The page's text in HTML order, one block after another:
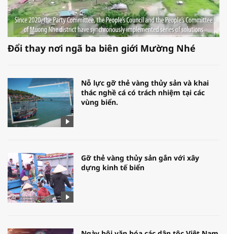
Đổi thay nơi ngã ba biên giới Mường Nhé
Nỗ lực gỡ thẻ vàng thủy sản và khai
thác nghề cá có trách nhiệm tại các
vùng biển.
Gỡ thẻ vàng thủy sản gắn với xây
dựng kinh tế biển